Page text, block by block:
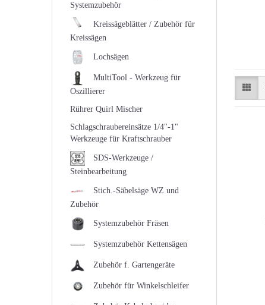
Systemzubehör
Kreissägeblätter / Zubehör für
Kreissägen
Lochsägen
MultiTool - Werkzeug für
Oszillierer
Rührer Quirl Mischer
Schlagschraubereinsätze 1/4"-1"
Werkzeuge für Kraftschrauber
SDS-Werkzeuge /
Steinbearbeitung
Stich.-Säbelsäge WZ und
Zubehör
Systemzubehör Fräsen
Systemzubehör Kettensägen
Zubehör f. Gartengeräte
Zubehör für Winkelschleifer